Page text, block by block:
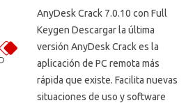
AnyDesk Crack 7.0.10 con Full
Keygen Descargar la última
versión AnyDesk Crack es la
aplicación de PC remota más
rápida que existe. Facilita nuevas
situaciones de uso y software